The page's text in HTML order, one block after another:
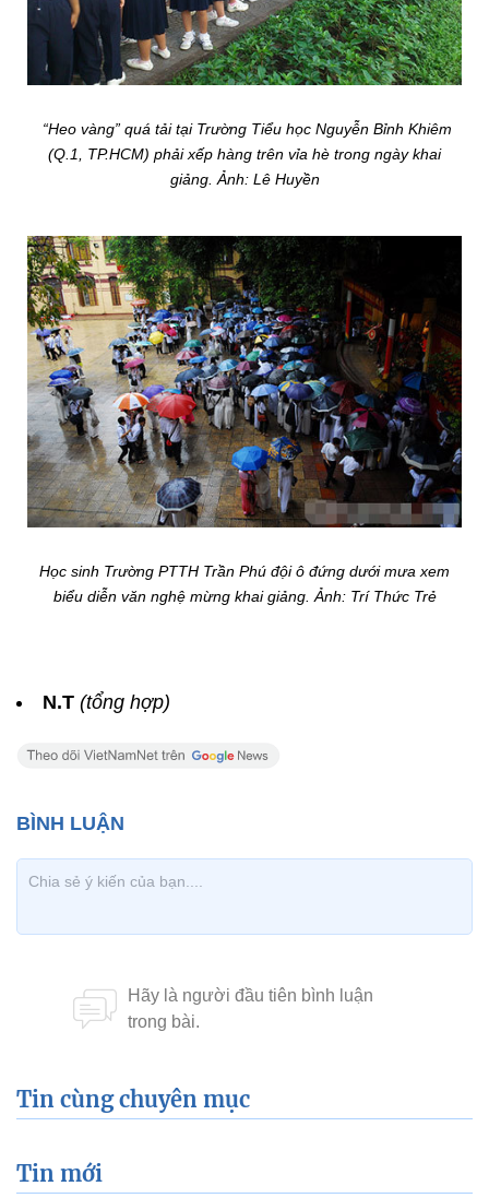
“Heo vàng” quá tải tại Trường Tiểu học Nguyễn Bỉnh Khiêm
(Q.1, TP.HCM) phải xếp hàng trên vỉa hè trong ngày khai
giảng. Ảnh: Lê Huyền
Học sinh Trường PTTH Trần Phú đội ô đứng dưới mưa xem
biểu diễn văn nghệ mừng khai giảng. Ảnh: Trí Thức Trẻ
N.T (tổng hợp)
Tin cùng chuyên mục
Tin mới